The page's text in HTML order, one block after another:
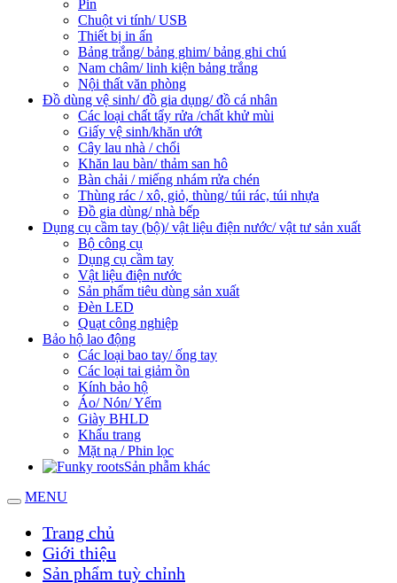
Pin
Chuột vi tính/ USB
Thiết bị in ấn
Bảng trắng/ bảng ghim/ bảng ghi chú
Nam châm/ linh kiện bảng trắng
Nội thất văn phòng
Đồ dùng vệ sinh/ đồ gia dụng/ đồ cá nhân
Các loại chất tẩy rửa /chất khử mùi
Giấy vệ sinh/khăn ướt
Cây lau nhà / chổi
Khăn lau bàn/ thảm san hô
Bàn chải / miếng nhám rửa chén
Thùng rác / xô, giỏ, thùng/ túi rác, túi nhựa
Đồ gia dùng/ nhà bếp
Dụng cụ cầm tay (bộ)/ vật liệu điện nước/ vật tư sản xuất
Bộ công cụ
Dụng cụ cầm tay
Vật liệu điện nước
Sản phẩm tiêu dùng sản xuất
Đèn LED
Quạt công nghiệp
Bảo hộ lao động
Các loại bao tay/ ống tay
Các loại tai giảm ồn
Kính bảo hộ
Áo/ Nón/ Yếm
Giày BHLD
Khẩu trang
Mặt nạ / Phin lọc
Sản phẫm khác
MENU
Trang chủ
Giới thiệu
Sản phẩm tuỳ chỉnh